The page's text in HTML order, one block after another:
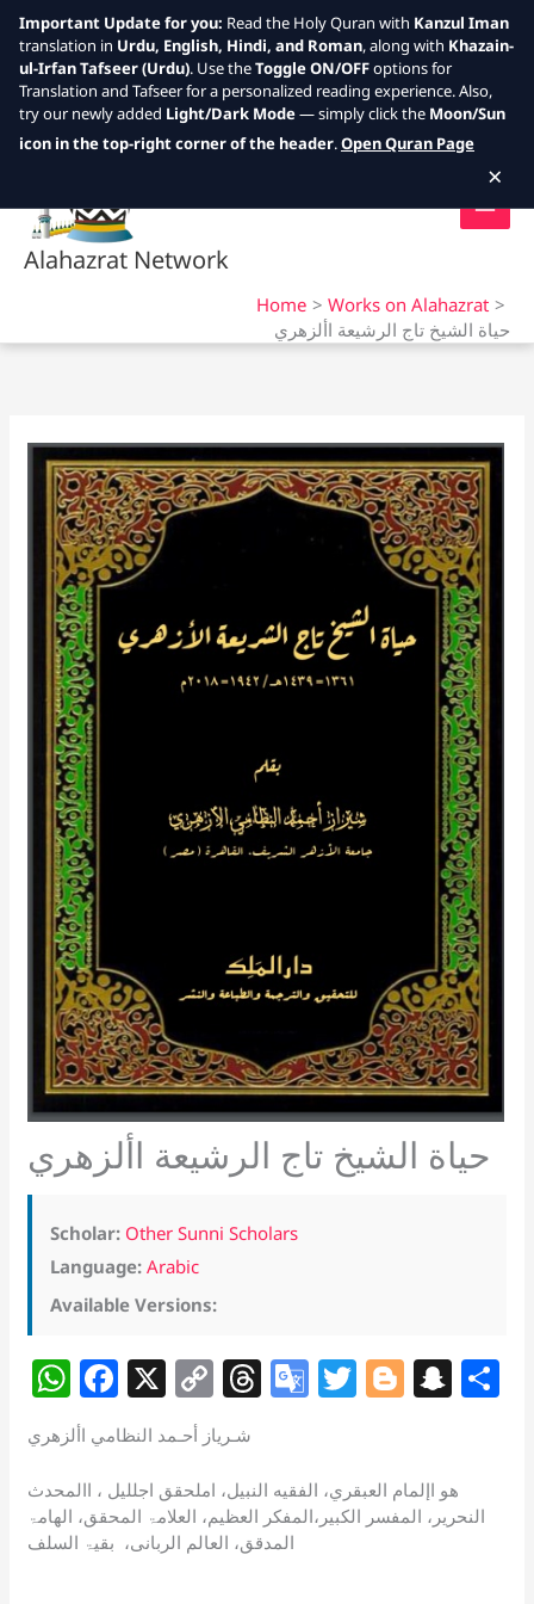
Skip
Alahazrat Network
Home
Works on Alahazrat
حياة الشيخ تاج الرشيعة األزهري
حياة الشيخ تاج الرشيعة األزهري
Scholar: Other Sunni Scholars
Language: Arabic
Available Versions:
W
h
at
s
A
p
F
a
c
e
b
o
X C
o
p
y
Li
T
a
d
G
gl
e
T
er
Bl
g
er
S
p
c
شـرياز أحـمد النظامي األزهري
هو اإلمام العبقري، الفقيه النبيل، املحقق اجلليل ، االمحدث
النحرير، المفسر الکبیر،المفکر العظیم، العلامۃ المحقق، الھامۃ
المدقق، العالم الربانی، بقیۃ السلف
Important Update for you: Read the Holy Quran with Kanzul Iman
translation in Urdu, English, Hindi, and Roman, along with Khazain-
ul-Irfan Tafseer (Urdu). Use theToggle ON/OFFoptions for
Translation and Tafseer for a personalized reading experience. Also,
try our newly added Light/Dark Mode— simply click the Moon/Sun
icon in the top-right corner of the header.Open Quran Page
×